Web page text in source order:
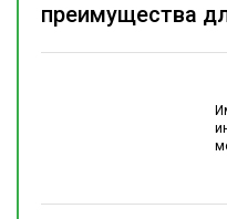
преимущества